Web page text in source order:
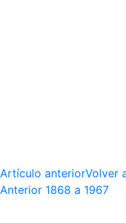
Artículo anteriorVolver
Anterior 1868 a 1967